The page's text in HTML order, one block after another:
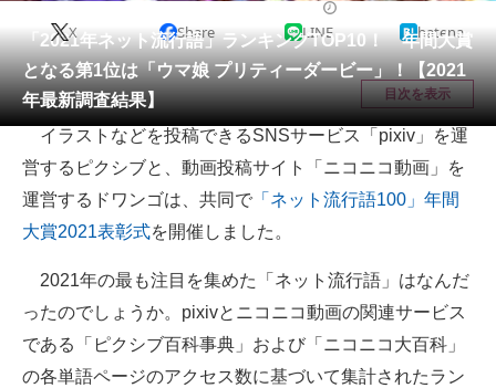
会員記事
メディア
注目記事を集めた総合ページ
ITの今と未来を見通す
スマホと通信の最新トレンド
進化するPCとデバイスの未来
好きが集まる 比べて選べる
ビジネスと働き方のヒント
「2021年ネット流行語」ランキングTOP10！ 年間大賞
となる第1位は「ウマ娘 プリティーダービー」！【2021
年最新調査結果】
X Share LINE hatena
目次を表示
イラストなどを投稿できるSNSサービス「pixiv」を運
営するピクシブと、動画投稿サイト「ニコニコ動画」を
運営するドワンゴは、共同で 「ネット流行語100」年間
大賞2021表彰式を開催しました。
2021年の最も注目を集めた「ネット流行語」はなんだ
ったのでしょうか。pixivとニコニコ動画の関連サービス
である「ピクシブ百科事典」および「ニコニコ大百科」
の各単語ページのアクセス数に基づいて集計されたラン